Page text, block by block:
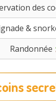
des
&
Randonnée